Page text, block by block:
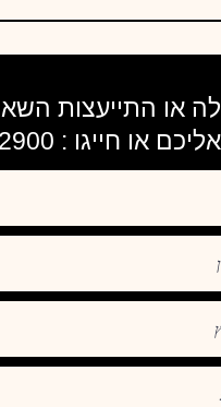
או התייעצות
או חייגו : 0546022900